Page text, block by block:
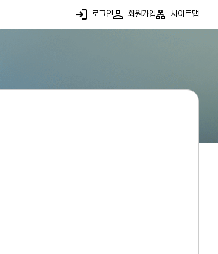
로그인 회원가입 사이트맵